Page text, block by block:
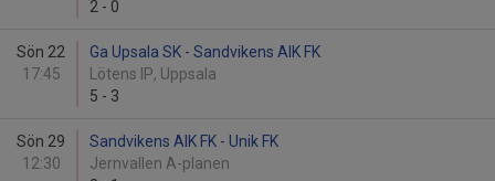
2 - 0
Sön 22
17:45
Ga Upsala SK - Sandvikens AIK FK
Lötens IP, Uppsala
5 - 3
Sön 29
12:30
Sandvikens AIK FK - Unik FK
Jernvallen A-planen